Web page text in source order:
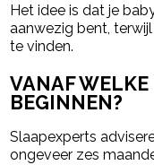
Het idee is dat je
aanwezig bent,
te vinden.
VANAF WELKE
BEGINNEN?
Slaapexperts
ongeveer zes